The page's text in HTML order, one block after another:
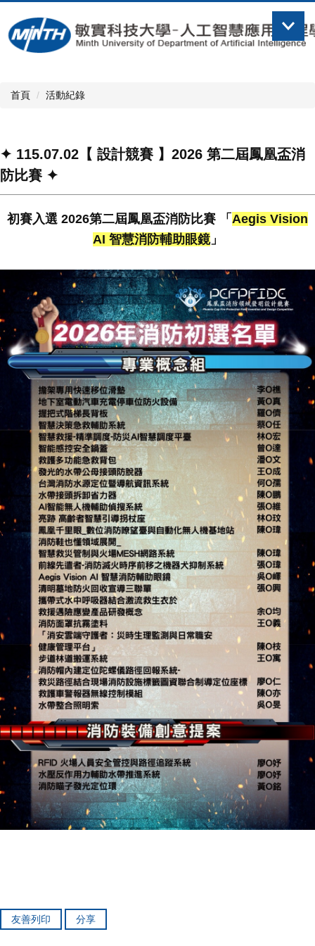
到
主
區
首頁 活動紀錄
✦ 115.07.02【 設計競賽 】2026 第二屆鳳凰盃消
防比賽 ✦
初賽入選 2026第二屆鳳凰盃消防比賽 「 Aegis Vision
AI 智慧消防輔助眼鏡」
友善列印 分享